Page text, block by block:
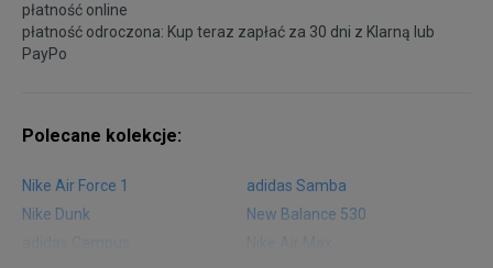
płatność online
płatność odroczona: Kup teraz zapłać za 30 dni z Klarną lub
PayPo
Polecane kolekcje:
Nike Air Force 1
adidas Samba
Nike Dunk
New Balance 530